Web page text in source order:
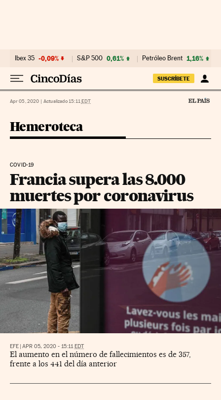
Ibex 35 -0,09% S&P 500 0,61% Petróleo Brent 1,16%
SUSCRÍBETE
Apr 05, 2020 | Actualizado 15:11 EDT
Hemeroteca
COVID-19
Francia supera las 8.000
muertes por coronavirus
EFE | APR 05, 2020 - 15:11EDT
El aumento en el número de fallecimientos es de 357,
frente a los 441 del día anterior